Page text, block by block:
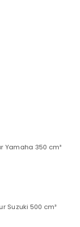
Yamaha 350 cm³
Suzuki 500 cm³